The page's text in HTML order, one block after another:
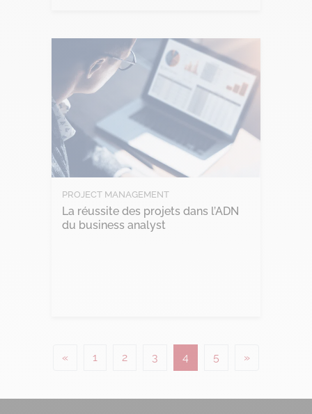
PROJECT MANAGEMENT
La réussite des projets dans l’ADN
du business analyst
Posts navigation
« 1 2 3 4 5 »